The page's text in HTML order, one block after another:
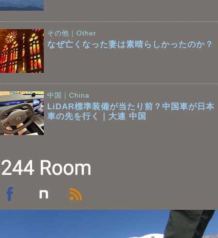
その他｜Other
なぜ亡くなった妻は素晴らしかったのか？
中国｜China
LiDAR標準装備が当たり前？中国車が日本
車の先を行く｜大連 中国